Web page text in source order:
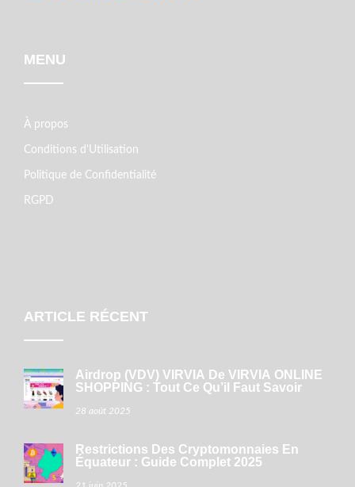
MENU
À propos
Conditions d'Utilisation
Politique de Confidentialité
RGPD
ARTICLE RÉCENT
Airdrop (VDV) VIRVIA De VIRVIA ONLINE
SHOPPING : Tout Ce Qu’il Faut Savoir
28 août 2025
Restrictions Des Cryptomonnaies En
Équateur : Guide Complet 2025